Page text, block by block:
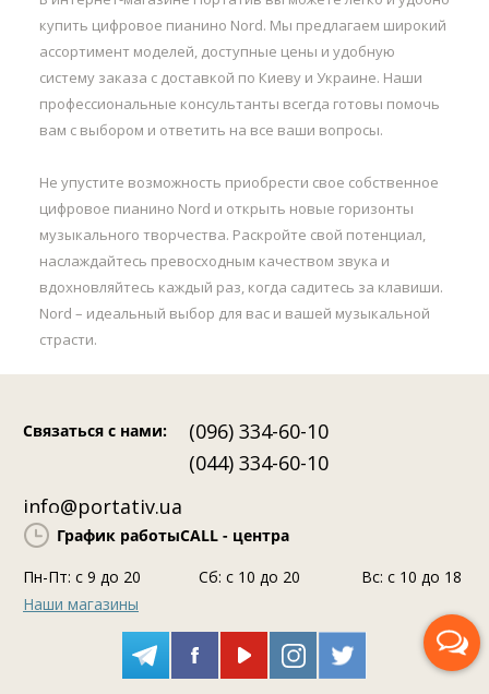
купить цифровое пианино Nord. Мы предлагаем широкий
ассортимент моделей, доступные цены и удобную
систему заказа с доставкой по Киеву и Украине. Наши
профессиональные консультанты всегда готовы помочь
вам с выбором и ответить на все ваши вопросы.
Не упустите возможность приобрести свое собственное
цифровое пианино Nord и открыть новые горизонты
музыкального творчества. Раскройте свой потенциал,
наслаждайтесь превосходным качеством звука и
вдохновляйтесь каждый раз, когда садитесь за клавиши.
Nord – идеальный выбор для вас и вашей музыкальной
страсти.
Связаться с нами:
(096) 334-60-10
(044) 334-60-10
info@portativ.ua
График работыCALL - центра
Пн-Пт: c 9 до 20
Сб: с 10 до 20
Вс: с 10 до 18
Наши магазины
Перезвоните мне